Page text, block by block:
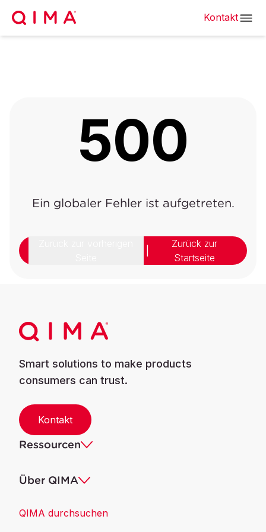
Kontakt
500
Ein globaler Fehler ist aufgetreten.
Zurück zur
Startseite
Smart solutions to make products
consumers can trust.
Kontakt
Ressourcen
Über QIMA
QIMA durchsuchen